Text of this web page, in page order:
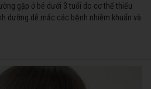
gặp ở bé dưới 3 tuổi do cơ thể thiếu
dưỡng dễ mắc các bệnh nhiễm khuẩn và